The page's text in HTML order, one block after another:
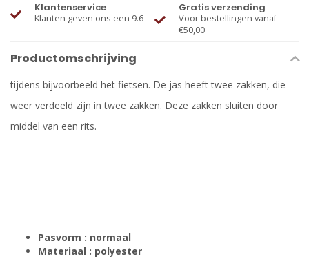
Klantenservice
Klanten geven ons een 9.6
Gratis verzending
Voor bestellingen vanaf
€50,00
Productomschrijving
tijdens bijvoorbeeld het fietsen. De jas heeft twee zakken, die
weer verdeeld zijn in twee zakken. Deze zakken sluiten door
middel van een rits.
Pasvorm : normaal
Materiaal : polyester